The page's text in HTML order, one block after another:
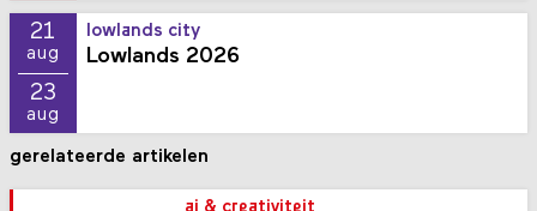
21
aug
23
aug
lowlands city
Lowlands 2026
gerelateerde artikelen